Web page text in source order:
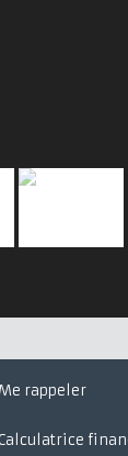
rappeler
Calculatrice